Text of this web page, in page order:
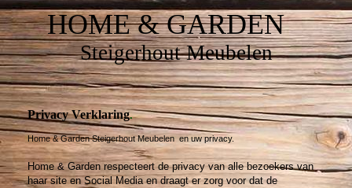
HOME & GARDEN
Steigerhout Meubelen
Privacy Verklaring.
Home & Garden Steigerhout Meubelen en uw privacy.
Home & Garden respecteert de privacy van alle bezoekers van
haar site en Social Media en draagt er zorg voor dat de